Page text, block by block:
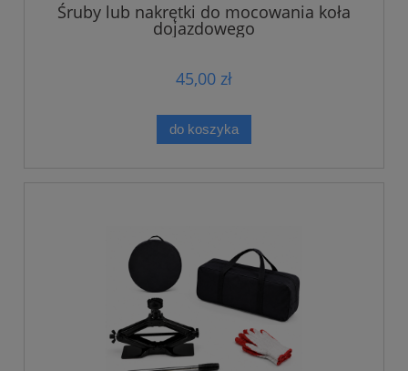
Śruby lub nakrętki do mocowania koła
dojazdowego
45,00 zł
do koszyka